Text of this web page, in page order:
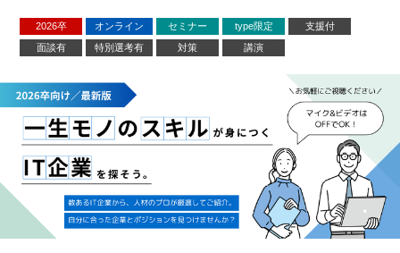
2026卒 オンライン セミナー type限定
支援付
面談有
特別選考有 対策 講演